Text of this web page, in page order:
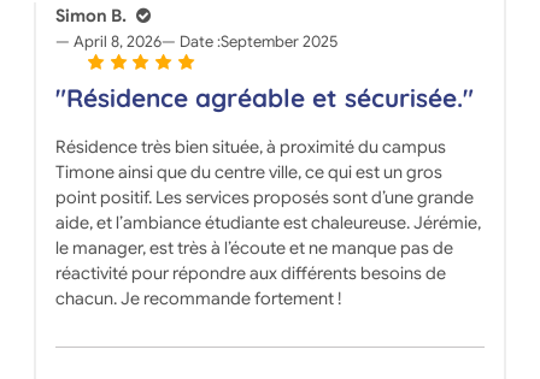
Simon B.
April 8, 2026 Date :September 2025
"Résidence agréable et sécurisée."
Résidence très bien située, à proximité du campus
Timone ainsi que du centre ville, ce qui est un gros
point positif. Les services proposés sont d’une grande
aide, et l’ambiance étudiante est chaleureuse. Jérémie,
le manager, est très à l’écoute et ne manque pas de
réactivité pour répondre aux différents besoins de
chacun. Je recommande fortement !